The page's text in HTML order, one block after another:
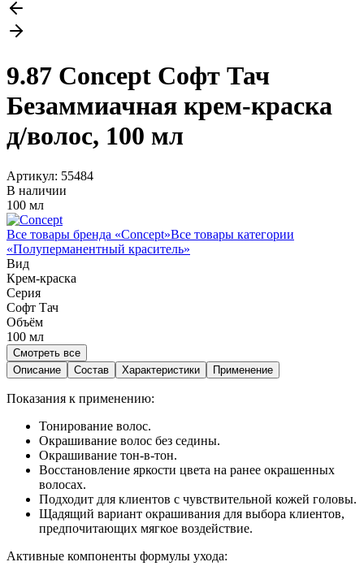
9.87 Concept Софт Тач
Безаммиачная крем-краска
д/волос, 100 мл
Артикул: 55484
В наличии
100 мл
Все товары бренда «Concept»Все товары категории
«Полуперманентный краситель»
Вид
Крем-краска
Серия
Софт Тач
Объём
100 мл
Смотреть все
Описание
Состав Характеристики Применение
Показания к применению:
Тонирование волос.
Окрашивание волос без седины.
Окрашивание тон-в-тон.
Восстановление яркости цвета на ранее окрашенных
волосах.
Подходит для клиентов с чувствительной кожей головы.
Щадящий вариант окрашивания для выбора клиентов,
предпочитающих мягкое воздействие.
Активные компоненты формулы ухода: